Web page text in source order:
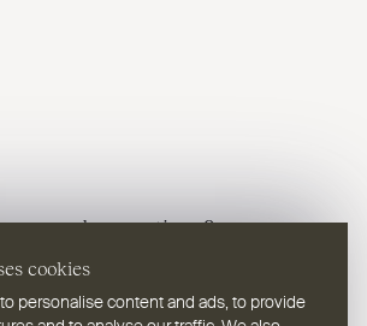
cookies
personalise content and ads, to provide
avez des questions ?